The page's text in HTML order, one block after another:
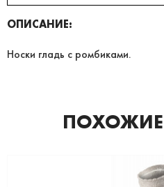
ОПИСАНИЕ:
Носки гладь с ромбиками.